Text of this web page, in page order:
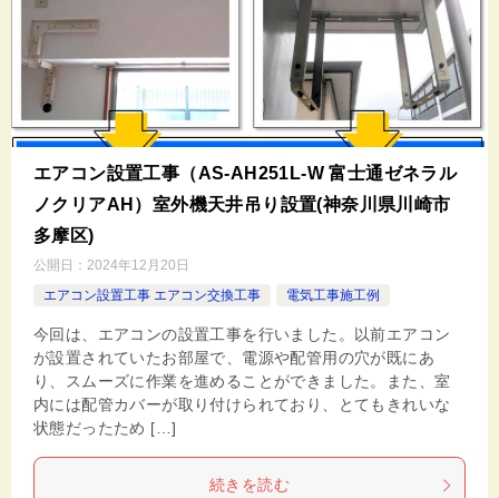
エアコン設置工事（AS-AH251L-W 富士通ゼネラル
ノクリアAH）室外機天井吊り設置(神奈川県川崎市
多摩区)
公開日： 2024年12月20日
エアコン設置工事 エアコン交換工事
電気工事施工例
今回は、エアコンの設置工事を行いました。以前エアコン
が設置されていたお部屋で、電源や配管用の穴が既にあ
り、スムーズに作業を進めることができました。また、室
内には配管カバーが取り付けられており、とてもきれいな
状態だったため […]
続きを読む